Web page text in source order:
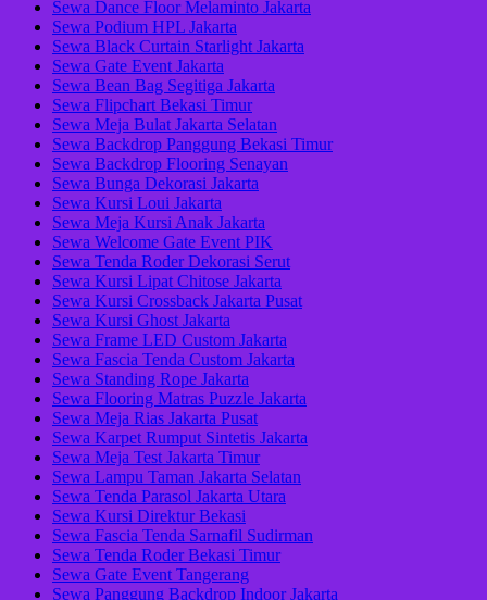
Sewa Dance Floor Melaminto Jakarta
Sewa Podium HPL Jakarta
Sewa Black Curtain Starlight Jakarta
Sewa Gate Event Jakarta
Sewa Bean Bag Segitiga Jakarta
Sewa Flipchart Bekasi Timur
Sewa Meja Bulat Jakarta Selatan
Sewa Backdrop Panggung Bekasi Timur
Sewa Backdrop Flooring Senayan
Sewa Bunga Dekorasi Jakarta
Sewa Kursi Loui Jakarta
Sewa Meja Kursi Anak Jakarta
Sewa Welcome Gate Event PIK
Sewa Tenda Roder Dekorasi Serut
Sewa Kursi Lipat Chitose Jakarta
Sewa Kursi Crossback Jakarta Pusat
Sewa Kursi Ghost Jakarta
Sewa Frame LED Custom Jakarta
Sewa Fascia Tenda Custom Jakarta
Sewa Standing Rope Jakarta
Sewa Flooring Matras Puzzle Jakarta
Sewa Meja Rias Jakarta Pusat
Sewa Karpet Rumput Sintetis Jakarta
Sewa Meja Test Jakarta Timur
Sewa Lampu Taman Jakarta Selatan
Sewa Tenda Parasol Jakarta Utara
Sewa Kursi Direktur Bekasi
Sewa Fascia Tenda Sarnafil Sudirman
Sewa Tenda Roder Bekasi Timur
Sewa Gate Event Tangerang
Sewa Panggung Backdrop Indoor Jakarta